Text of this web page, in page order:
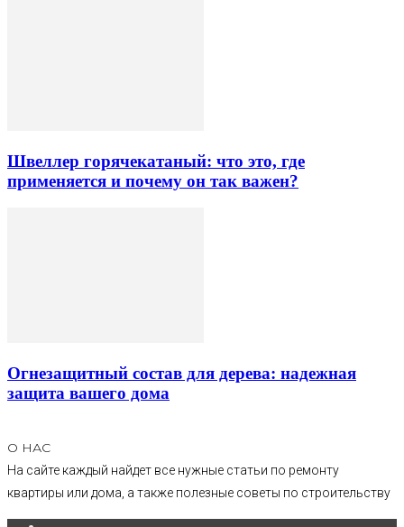
Швеллер горячекатаный: что это, где
применяется и почему он так важен?
Огнезащитный состав для дерева: надежная
защита вашего дома
О НАС
На сайте каждый найдет все нужные статьи по ремонту
квартиры или дома, а также полезные советы по строительству